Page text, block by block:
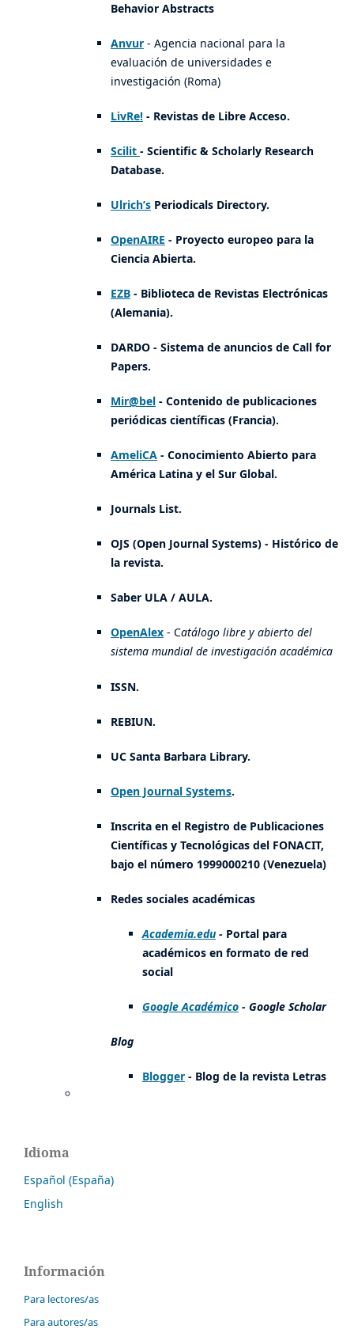
Behavior Abstracts
Anvur - Agencia nacional para la
evaluación de universidades e
investigación (Roma)
LivRe!- Revistas de Libre Acceso.
Scilit - Scientific & Scholarly Research
Database.
Ulrich’sPeriodicals Directory.
OpenAIRE - Proyecto europeo para la
Ciencia Abierta.
EZB- Biblioteca de Revistas Electrónicas
(Alemania).
DARDO - Sistema de anuncios de Call for
Papers.
Mir@bel- Contenido de publicaciones
periódicas científicas (Francia).
AmeliCA- Conocimiento Abierto para
América Latina y el Sur Global.
Journals List.
OJS (Open Journal Systems) - Histórico de
la revista.
Saber ULA / AULA.
OpenAlex- Catálogo libre y abierto del
sistema mundial de investigación académica
ISSN.
REBIUN.
UC Santa Barbara Library.
Open Journal Systems.
Inscrita en el Registro de Publicaciones
Científicas y Tecnológicas del FONACIT,
bajo el número 1999000210 (Venezuela)
Redes sociales académicas
Academia.edu -Portal para
académicos en formato de red
social
Google Académico- Google Scholar
Blog
Blogger- Blog de la revista Letras
Idioma
Español (España)
English
Información
Para lectores/as
Para autores/as